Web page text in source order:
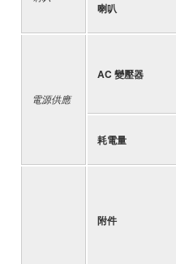
喇叭
電源供應
AC 變壓器
耗電量
附件